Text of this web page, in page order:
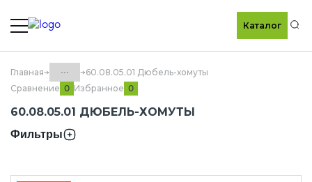
Каталог
Главная ...
Каталог
60.08 Электромонтажные
изделия GENERICA
GENERICA
60.08.05.01 Дюбель-хомуты
Сравнение 0 Избранное 0
60.08.05.01 ДЮБЕЛЬ-ХОМУТЫ
Фильтры